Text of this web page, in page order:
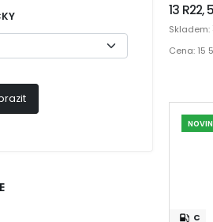
13 R22,
Skladem:
Cena: 15
C